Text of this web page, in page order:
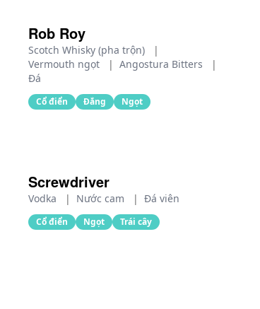
Rob Roy
Scotch Whisky (pha trộn)
|
Vermouth ngọt
| Angostura Bitters
|
Đá
Cổ điển Đắng Ngọt
Screwdriver
Vodka | Nước cam | Đá viên
Cổ điển Ngọt Trái cây